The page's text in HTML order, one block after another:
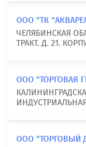
ООО "ТК
ЧЕЛЯБИНСКАЯ
ТРАКТ. Д. 21.
ООО "ТОРГОВАЯ
ООО "ТОРГОВЫЙ